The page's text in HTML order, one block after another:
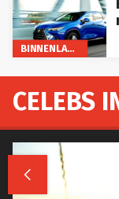
BINNENLAND
CELEBS
